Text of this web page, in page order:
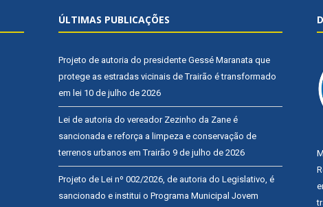
ÚLTIMAS PUBLICAÇÕES
Projeto de autoria do presidente Gessé Maranata que
protege as estradas vicinais de Trairão é transformado
em lei 10 de julho de 2026
Lei de autoria do vereador Zezinho da Zane é
sancionada e reforça a limpeza e conservação de
terrenos urbanos em Trairão 9 de julho de 2026
Projeto de Lei nº 002/2026, de autoria do Legislativo, é
sancionado e institui o Programa Municipal Jovem